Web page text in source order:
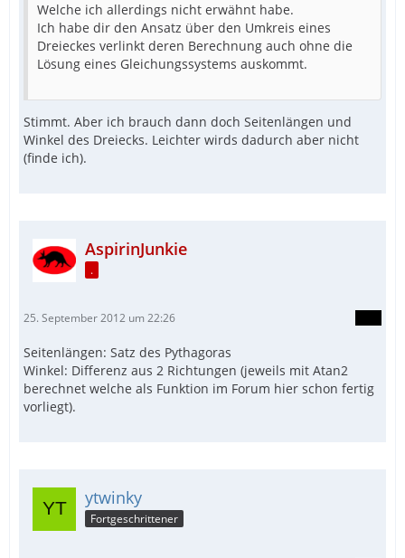
Welche ich allerdings nicht erwähnt habe.
Ich habe dir den Ansatz über den Umkreis eines
Dreieckes verlinkt deren Berechnung auch ohne die
Lösung eines Gleichungssystems auskommt.
Stimmt. Aber ich brauch dann doch Seitenlängen und
Winkel des Dreiecks. Leichter wirds dadurch aber nicht
(finde ich).
AspirinJunkie
.
25. September 2012 um 22:26
Seitenlängen: Satz des Pythagoras
Winkel: Differenz aus 2 Richtungen (jeweils mit Atan2
berechnet welche als Funktion im Forum hier schon fertig
vorliegt).
ytwinky
Fortgeschrittener